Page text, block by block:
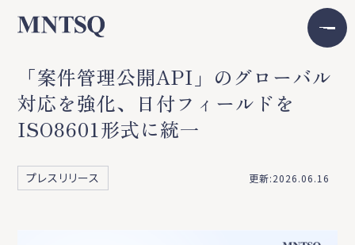
「案件管理公開API」のグローバル
対応を強化、日付フィールドを
ISO8601形式に統一
プレスリリース 更新:2026.06.16